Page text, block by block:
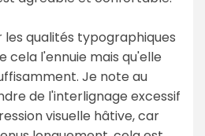
qualités typographiques
cela l'ennuie mais qu'elle
Je note au
de l'interlignage excessif
visuelle hâtive, car